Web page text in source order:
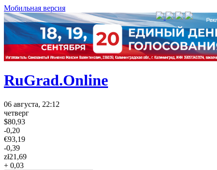
Мобильная версия
RuGrad.Online
06 августа, 22:12
четверг
$80,93
-0,20
€93,19
-0,39
zł21,69
+ 0,03